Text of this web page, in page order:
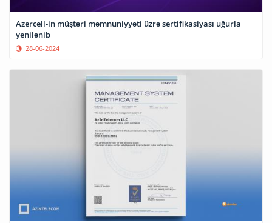
Azercell-in müştəri məmnuniyyəti üzrə sertifikasiyası uğurla
yenilənib
28-06-2024